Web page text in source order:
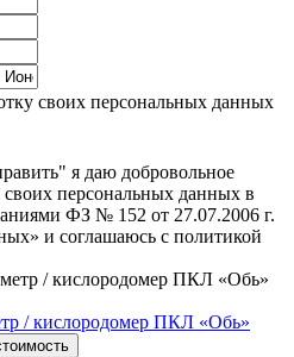
своих персональных данных
я даю добровольное
своих персональных данных в
ФЗ № 152 от 27.07.2006 г.
и соглашаюсь с политикой
/ кислородомер ПКЛ «Обь»